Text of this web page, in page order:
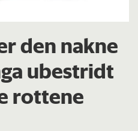
den nakne
ubestridt
rottene